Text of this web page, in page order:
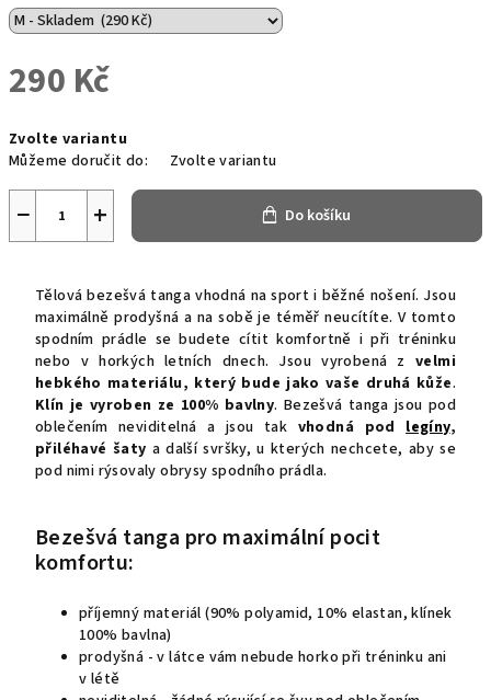
290 Kč
cena:
Zvolte variantu
Můžeme doručit do:
Zvolte variantu
+
− Do košíku
Tělová bezešvá tanga vhodná na sport i běžné nošení. Jsou
maximálně prodyšná a na sobě je téměř neucítíte. V tomto
spodním prádle se budete cítit komfortně i při tréninku
nebo v horkých letních dnech. Jsou vyrobená z velmi
hebkého materiálu, který bude jako vaše druhá kůže.
Klín je vyroben ze 100% bavlny. Bezešvá tanga jsou pod
oblečením neviditelná a jsou tak vhodná podlegíny,
přiléhavé šaty a další svršky, u kterých nechcete, aby se
pod nimi rýsovaly obrysy spodního prádla.
Bezešvá tanga pro maximální pocit
komfortu:
příjemný materiál (90% polyamid, 10% elastan, klínek
100% bavlna)
prodyšná - v látce vám nebude horko při tréninku ani
v létě